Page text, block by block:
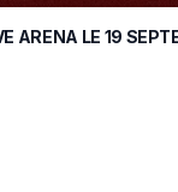
ARENA LE 19